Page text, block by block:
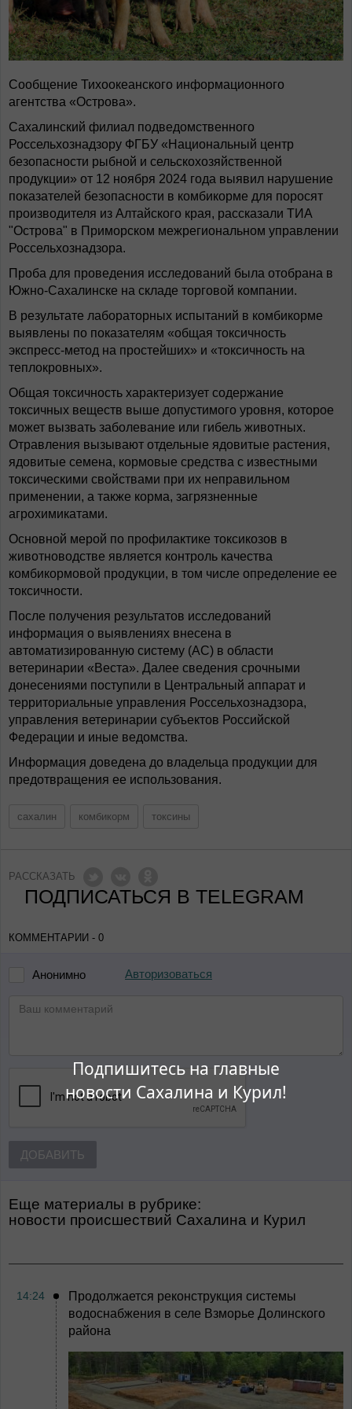
Подпишитесь на главные
новости Сахалина и Курил!
Сообщение Тихоокеанского информационного
агентства «Острова».
Сахалинский филиал подведомственного
Россельхознадзору ФГБУ «Национальный центр
безопасности рыбной и сельскохозяйственной
продукции» от 12 ноября 2024 года выявил нарушение
показателей безопасности в комбикорме для поросят
производителя из Алтайского края, рассказали ТИА
"Острова" в Приморском межрегиональном управлении
Россельхознадзора.
Проба для проведения исследований была отобрана в
Южно-Сахалинске на складе торговой компании.
В результате лабораторных испытаний в комбикорме
выявлены по показателям «общая токсичность
экспресс-метод на простейших» и «токсичность на
теплокровных».
Общая токсичность характеризует содержание
токсичных веществ выше допустимого уровня, которое
может вызвать заболевание или гибель животных.
Отравления вызывают отдельные ядовитые растения,
ядовитые семена, кормовые средства с известными
токсическими свойствами при их неправильном
применении, а также корма, загрязненные
агрохимикатами.
Основной мерой по профилактике токсикозов в
животноводстве является контроль качества
комбикормовой продукции, в том числе определение ее
токсичности.
После получения результатов исследований
информация о выявлениях внесена в
автоматизированную систему (АС) в области
ветеринарии «Веста». Далее сведения срочными
донесениями поступили в Центральный аппарат и
территориальные управления Россельхознадзора,
управления ветеринарии субъектов Российской
Федерации и иные ведомства.
Информация доведена до владельца продукции для
предотвращения ее использования.
сахалин комбикорм токсины
РАССКАЗАТЬ
ПОДПИСАТЬСЯ В TELEGRAM
КОММЕНТАРИИ - 0
Анонимно Авторизоваться
ДОБАВИТЬ
Еще материалы в рубрике:
Новости происшествий Сахалина и Курил
14:24
Продолжается реконструкция системы
водоснабжения в селе Взморье Долинского
района